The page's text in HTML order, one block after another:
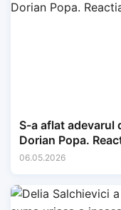
S-a aflat adevarul
Dorian Popa.
06.05.2026